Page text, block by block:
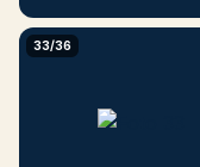
33/36